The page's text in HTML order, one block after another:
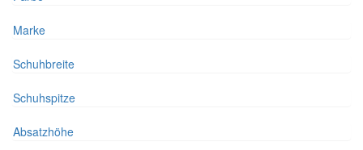
Marke
Schuhbreite
Schuhspitze
Absatzhöhe